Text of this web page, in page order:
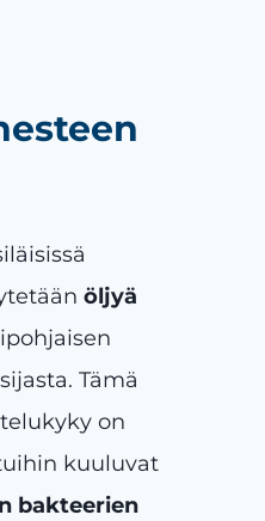
öljyä
Tämä
on
kuuluvat
bakteerien